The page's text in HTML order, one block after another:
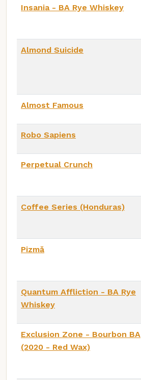
Insania - BA Rye Whiskey
Almond Suicide
Almost Famous
Robo Sapiens
Perpetual Crunch
Coffee Series (Honduras)
Pizmă
Quantum Affliction - BA Rye
Whiskey
Exclusion Zone - Bourbon BA
(2020 - Red Wax)